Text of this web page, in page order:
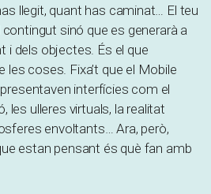
llegit, quant has caminat… El teu
contingut sinó que es generarà a
i dels objectes. És el que
les coses. Fixa’t que el Mobile
interfícies com el
les ulleres virtuals, la realitat
envoltants… Ara, però,
estan pensant és què fan amb